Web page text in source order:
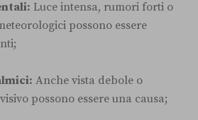
Luce intensa, rumori forti o
possono essere
Anche vista debole o
possono essere una causa;